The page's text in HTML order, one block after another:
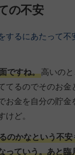
の不安
するにあたって
ですね。高いの
てるのでそのお金
お金を自分の貯
けど。
のかなという不
っていう。あと